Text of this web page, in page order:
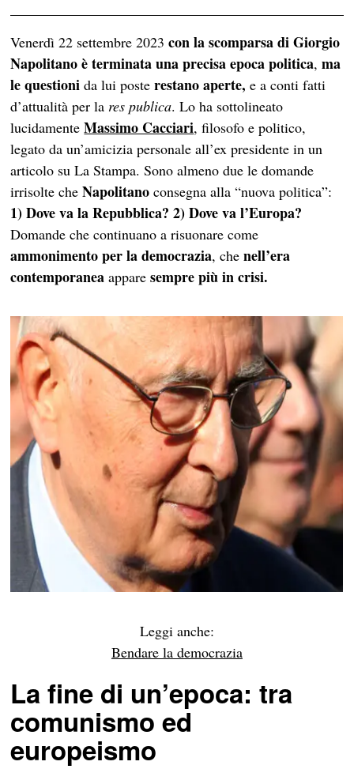
Venerdì 22 settembre 2023 con la scomparsa di Giorgio
Napolitano è terminata una precisa epoca politica,ma
le questionida lui posterestano aperte, e a conti fatti
d’attualità per la res publica. Lo ha sottolineato
lucidamenteMassimo Cacciari, filosofo e politico,
legato da un’amicizia personale all’ex presidente in un
articolo su La Stampa. Sono almeno due le domande
irrisolte cheNapolitano consegna alla “nuova politica”:
1) Dove va la Repubblica? 2) Dove va l’Europa?
Domande che continuano a risuonare come
ammonimento per la democrazia, chenell’era
contemporanea appare sempre più in crisi.
Leggi anche:
Bendare la democrazia
La fine di un’epoca: tra
comunismo ed
europeismo